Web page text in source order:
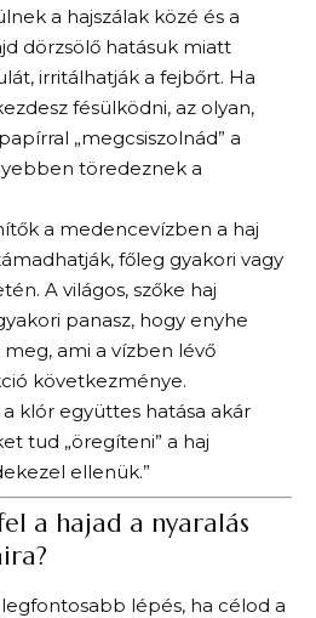
a hajszálak közé és a
dörzsölő hatásuk miatt
irritálhatják a fejbőrt. Ha
fésülködni, az olyan,
„megcsiszolnád” a
töredeznek a
a medencevízben a haj
főleg gyakori vagy
A világos, szőke haj
panasz, hogy enyhe
ami a vízben lévő
következménye.
a klór együttes hatása akár
tud „öregíteni” a haj
ellenük.”
a hajad a nyaralás
lépés, ha célod a